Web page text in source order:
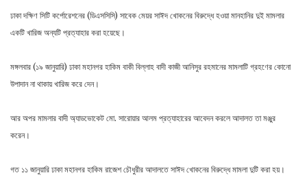
ঢাকা দক্ষিণ সিটি কর্পোরেশনের (ডিএসসিসি) সাবেক মেয়র সাঈদ খোকনের বিরুদ্ধে হওয়া মানহানির দুই মামলার
একটি খারিজ অন্যটি প্রত্যাহার করা হয়েছে।
মঙ্গলবার (১৯ জানুয়ারি) ঢাকা মহানগর হাকিম বাকী বিল্লাহ বাদী কাজী আনিসুর রহমানের মামলাটি গ্রহণের কোনো
উপাদান না থাকায় খারিজ করে দেন।
আর অপর মামলার বাদী অ্যাডভোকেট মো. সারোয়ার আলম প্রত্যাহারের আবেদন করলে আদালত তা মঞ্জুর
করেন।
গত ১১ জানুয়ারি ঢাকা মহানগর হাকিম রাজেশ চৌধুরীর আদালতে সাঈদ খোকনের বিরুদ্ধে মামলা দুটি করা হয়।